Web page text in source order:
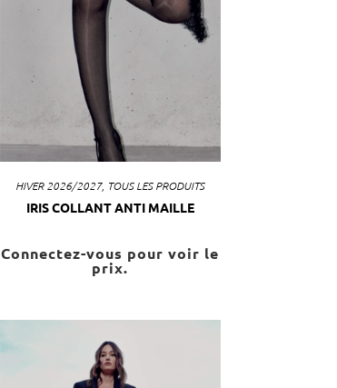
HIVER 2026/2027, TOUS LES PRODUITS
IRIS COLLANT ANTI MAILLE
Connectez-vous pour voir le
prix.